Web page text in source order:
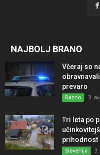
NAJBOLJ BRANO
Včeraj so
prevaro
Razno 3.
Tri leta po
prihodnost
Slovenija